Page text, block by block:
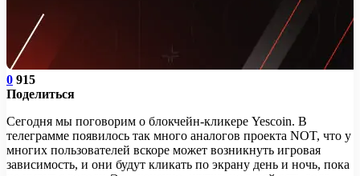
0 915
Поделиться
Сегодня мы поговорим о блокчейн-кликере Yescoin. В
телеграмме появилось так много аналогов проекта NOT, что у
многих пользователей вскоре может возникнуть игровая
зависимость, и они будут кликать по экрану день и ночь, пока